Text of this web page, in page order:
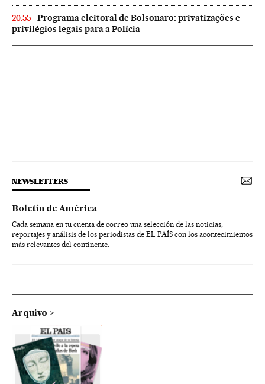
20:55
Programa eleitoral de Bolsonaro: privatizações e
privilégios legais para a Polícia
NEWSLETTERS
Boletín de América
Cada semana en tu cuenta de correo una selección de las noticias,
reportajes y análisis de los periodistas de EL PAÍS con los acontecimientos
más relevantes del continente.
Arquivo